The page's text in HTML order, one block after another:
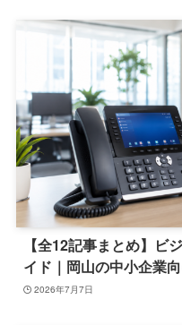
【全12記事まとめ】ビ
イド｜岡山の中小企業
2026年7月7日